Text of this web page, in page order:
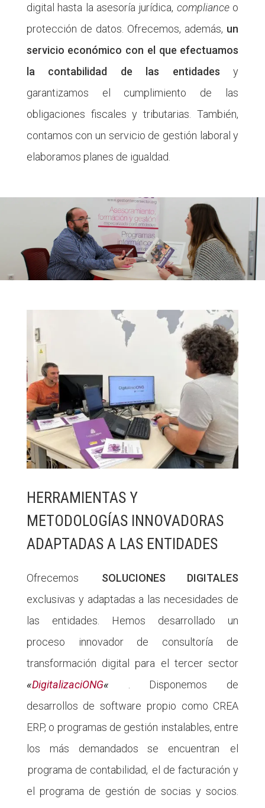
digital hasta la asesoría jurídica, complianceo
protección de datos. Ofrecemos, además, un
servicio económico con el que efectuamos
la contabilidad de las entidades y
garantizamos el cumplimiento de las
obligaciones fiscales y tributarias. También,
contamos con un servicio de gestión laboral y
elaboramos planes de igualdad.
HERRAMIENTAS Y
METODOLOGÍAS INNOVADORAS
ADAPTADAS A LAS ENTIDADES
Ofrecemos SOLUCIONES DIGITALES
exclusivas y adaptadas a las necesidades de
las entidades. Hemos desarrollado un
proceso innovador de consultoría de
transformación digital para el tercer sector
«DigitalizaciONG« . Disponemos de
desarrollos de software propio como CREA
ERP, o programas de gestión instalables, entre
los más demandados se encuentran el
programa de contabilidad, el de facturación y
el programa de gestión de socias y socios.